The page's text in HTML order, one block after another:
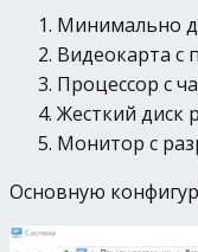
Минимально
Видеокарта с
Процессор с
Жесткий диск
Монитор с
Основную